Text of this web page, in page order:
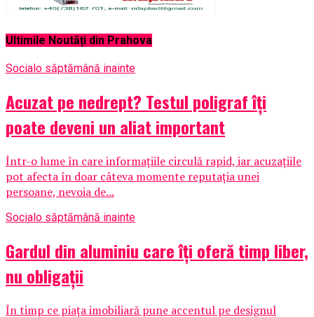
Ultimile Noutăți din Prahova
Social o săptămână inainte
Acuzat pe nedrept? Testul poligraf îţi
poate deveni un aliat important
Într-o lume în care informațiile circulă rapid, iar acuzațiile
pot afecta în doar câteva momente reputația unei
persoane, nevoia de...
Socialo săptămână inainte
Gardul din aluminiu care îți oferă timp liber,
nu obligații
În timp ce piața imobiliară pune accentul pe designul